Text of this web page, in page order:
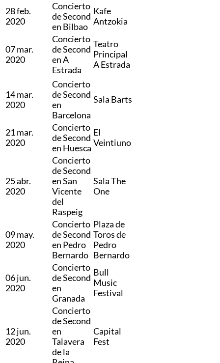
28 feb.
2020
Concierto
de Second
en Bilbao
Kafe
Antzokia
07 mar.
2020
Concierto
de Second
en A
Estrada
Teatro
Principal
A Estrada
14 mar.
2020
Concierto
de Second
en
Barcelona
Sala Barts
21 mar.
2020
Concierto
de Second
en Huesca
El
Veintiuno
25 abr.
2020
Concierto
de Second
en San
Vicente
del
Raspeig
Sala The
One
09 may.
2020
Concierto
de Second
en Pedro
Bernardo
Plaza de
Toros de
Pedro
Bernardo
06 jun.
2020
Concierto
de Second
en
Granada
Bull
Music
Festival
12 jun.
2020
Concierto
de Second
en
Talavera
de la
Capital
Fest